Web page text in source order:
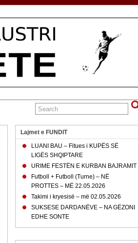
Lajmet e FUNDIT
LUANI BAU – Fitues i KUPËS SË
LIGËS SHQIPTARE
URIME FESTËN E KURBAN BAJRAMIT
Futboll + Futboll (Turne) – NË
PROTTES – MË 22.05.2026
Takimi i kryesisë – më 02.05.2026
SUKSESE DARDANËVE – NA GËZONI
EDHE SONTE